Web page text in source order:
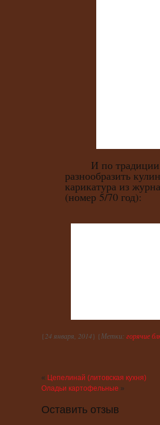
И по традиции,
разнообразить
карикатура из
(номер 5/70 год):
{24 января, 2014} {Метки: горячие
« Цепелинай (литовская кухня)
Оладьи картофельные »
Оставить отзыв